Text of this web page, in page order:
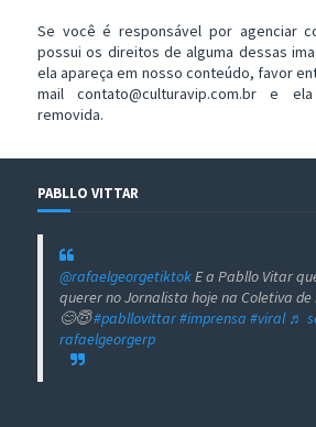
Se você é responsável por agenciar
possui os direitos de alguma dessas
ela apareça em nosso conteúdo, favor
mail contato@culturavip.com.br e
removida.
PABLLO VITTAR
@rafaelgeorgetiktokE a Pabllo Vitar
querer no Jornalista hoje na Coletiva
😊😇#pabllovittar#imprensa #viral ♬
rafaelgeorgerp